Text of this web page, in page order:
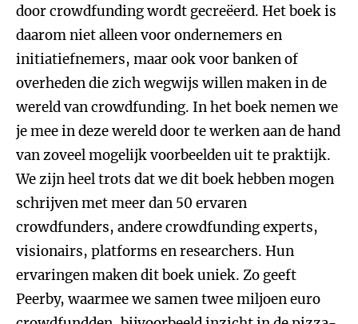
door crowdfunding wordt gecreëerd. Het boek is
daarom niet alleen voor ondernemers en
initiatiefnemers, maar ook voor banken of
overheden die zich wegwijs willen maken in de
wereld van crowdfunding. In het boek nemen we
je mee in deze wereld door te werken aan de hand
van zoveel mogelijk voorbeelden uit te praktijk.
We zijn heel trots dat we dit boek hebben mogen
schrijven met meer dan 50 ervaren
crowdfunders, andere crowdfunding experts,
visionairs, platforms en researchers. Hun
ervaringen maken dit boek uniek. Zo geeft
Peerby, waarmee we samen twee miljoen euro